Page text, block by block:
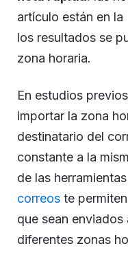
artículo están en la
los resultados se
zona horaria.
En estudios
importar la zona
destinatario del
constante a la
de las
correos te permiten
que sean enviados
diferentes zonas